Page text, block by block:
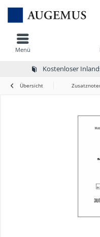
Kostenloser
Menü
Übersicht